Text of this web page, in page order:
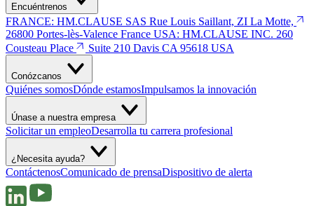
Encuéntrenos
FRANCE: HM.CLAUSE SAS Rue Louis Saillant, ZI La Motte,
26800 Portes-lès-Valence France USA: HM.CLAUSE INC. 260
Cousteau Place
Suite 210 Davis CA 95618 USA
Conózcanos
Quiénes somosDónde estamosImpulsamos la innovación
Únase a nuestra empresa
Solicitar un empleoDesarrolla tu carrera profesional
¿Necesita ayuda?
ContáctenosComunicado de prensaDispositivo de alerta